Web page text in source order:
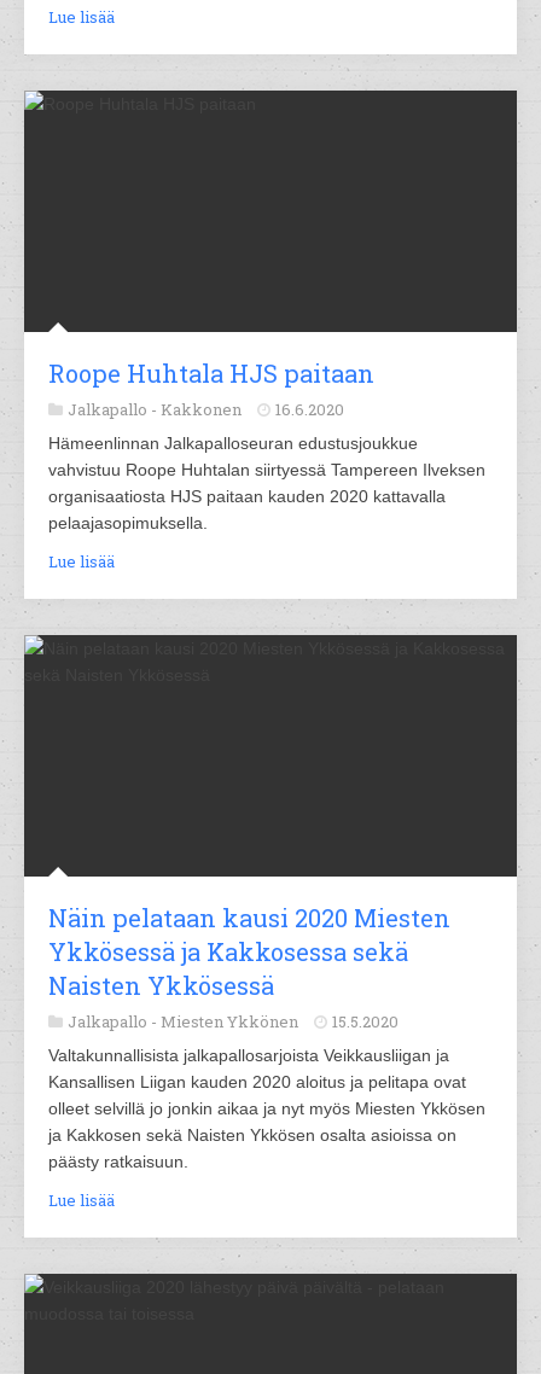
Lue lisää
Roope Huhtala HJS paitaan
Jalkapallo - Kakkonen 16.6.2020
Hämeenlinnan Jalkapalloseuran edustusjoukkue
vahvistuu Roope Huhtalan siirtyessä Tampereen Ilveksen
organisaatiosta HJS paitaan kauden 2020 kattavalla
pelaajasopimuksella.
Lue lisää
Näin pelataan kausi 2020 Miesten
Ykkösessä ja Kakkosessa sekä
Naisten Ykkösessä
Jalkapallo - Miesten Ykkönen 15.5.2020
Valtakunnallisista jalkapallosarjoista Veikkausliigan ja
Kansallisen Liigan kauden 2020 aloitus ja pelitapa ovat
olleet selvillä jo jonkin aikaa ja nyt myös Miesten Ykkösen
ja Kakkosen sekä Naisten Ykkösen osalta asioissa on
päästy ratkaisuun.
Lue lisää